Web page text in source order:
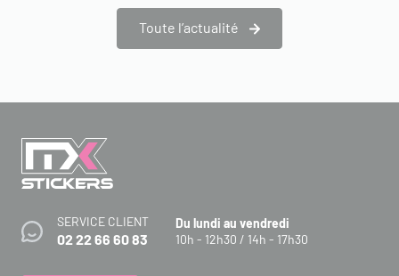
Toute l’actualité
SERVICE CLIENT
02 22 66 60 83
Du lundi au vendredi
10h - 12h30 / 14h - 17h30